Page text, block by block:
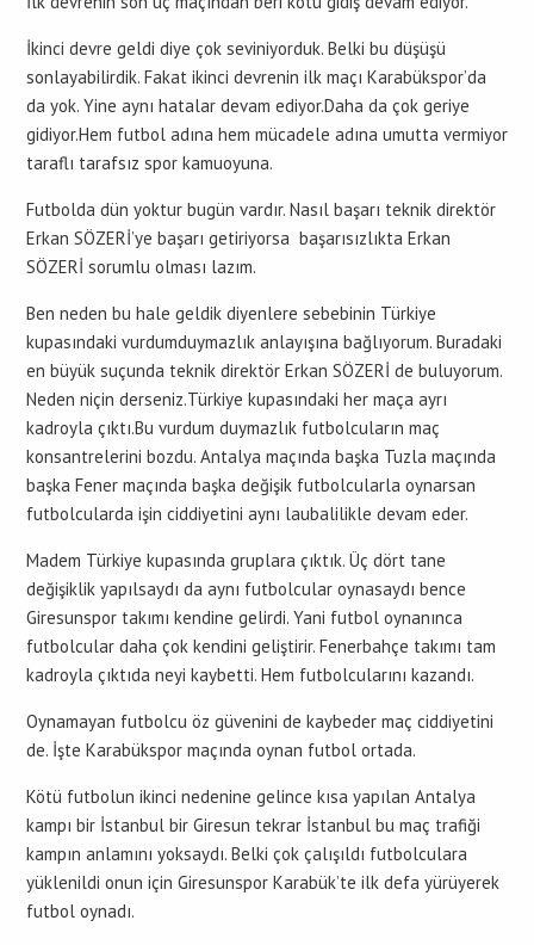
İkinci devre geldi diye çok seviniyorduk. Belki bu düşüşü
sonlayabilirdik. Fakat ikinci devrenin ilk maçı Karabükspor’da
da yok. Yine aynı hatalar devam ediyor.Daha da çok geriye
gidiyor.Hem futbol adına hem mücadele adına umutta vermiyor
taraflı tarafsız spor kamuoyuna.
Futbolda dün yoktur bugün vardır. Nasıl başarı teknik direktör
Erkan SÖZERİ’ye başarı getiriyorsa başarısızlıkta Erkan
SÖZERİ sorumlu olması lazım.
Ben neden bu hale geldik diyenlere sebebinin Türkiye
kupasındaki vurdumduymazlık anlayışına bağlıyorum. Buradaki
en büyük suçunda teknik direktör Erkan SÖZERİ de buluyorum.
Neden niçin derseniz.Türkiye kupasındaki her maça ayrı
kadroyla çıktı.Bu vurdum duymazlık futbolcuların maç
konsantrelerini bozdu. Antalya maçında başka Tuzla maçında
başka Fener maçında başka değişik futbolcularla oynarsan
futbolcularda işin ciddiyetini aynı laubalilikle devam eder.
Madem Türkiye kupasında gruplara çıktık. Üç dört tane
değişiklik yapılsaydı da aynı futbolcular oynasaydı bence
Giresunspor takımı kendine gelirdi. Yani futbol oynanınca
futbolcular daha çok kendini geliştirir. Fenerbahçe takımı tam
kadroyla çıktıda neyi kaybetti. Hem futbolcularını kazandı.
Oynamayan futbolcu öz güvenini de kaybeder maç ciddiyetini
de. İşte Karabükspor maçında oynan futbol ortada.
Kötü futbolun ikinci nedenine gelince kısa yapılan Antalya
kampı bir İstanbul bir Giresun tekrar İstanbul bu maç trafiği
kampın anlamını yoksaydı. Belki çok çalışıldı futbolculara
yüklenildi onun için Giresunspor Karabük’te ilk defa yürüyerek
futbol oynadı.